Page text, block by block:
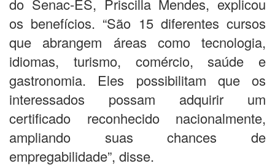
do Senac-ES, Priscilla Mendes, explicou
os benefícios. “São 15 diferentes cursos
que abrangem áreas como tecnologia,
idiomas, turismo, comércio, saúde e
gastronomia. Eles possibilitam que os
interessados possam adquirir um
certificado reconhecido nacionalmente,
ampliando suas chances de
empregabilidade”, disse.